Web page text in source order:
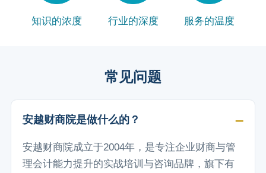
知识的浓度 行业的深度 服务的温度
常见问题
安越财商院是做什么的？
安越财商院成立于2004年，是专注企业财商与管
理会计能力提升的实战培训与咨询品牌，旗下有